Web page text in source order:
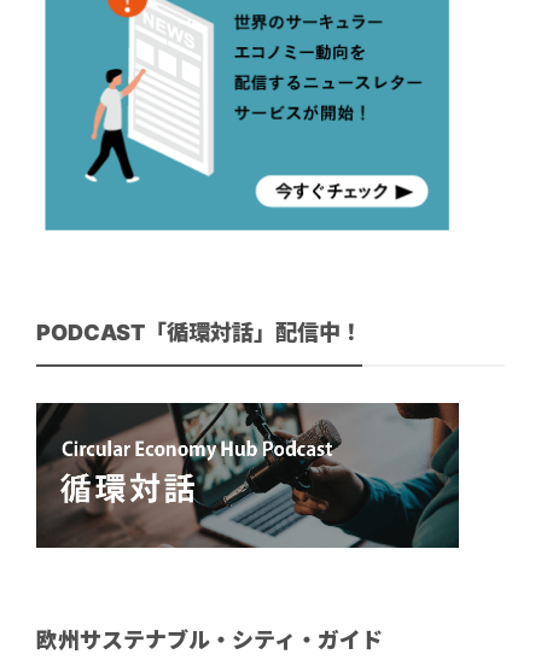
PODCAST「循環対話」配信中！
欧州サステナブル・シティ・ガイド